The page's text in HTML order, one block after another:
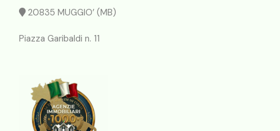
20835 MUGGIO’ (MB)
Piazza Garibaldi n. 11